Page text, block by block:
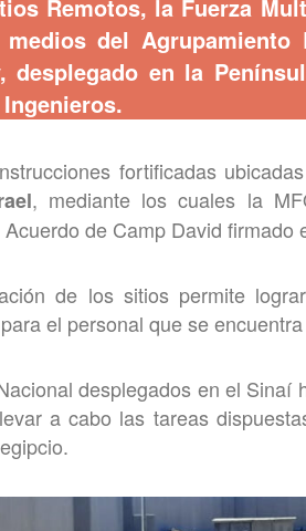
Remotos, la Fuerza
del Agrupamiento
desplegado en la
fortificadas
, mediante los cuales la
de Camp David firmado
de los sitios permite
el personal que se
desplegados en el Sinaí
a cabo las tareas